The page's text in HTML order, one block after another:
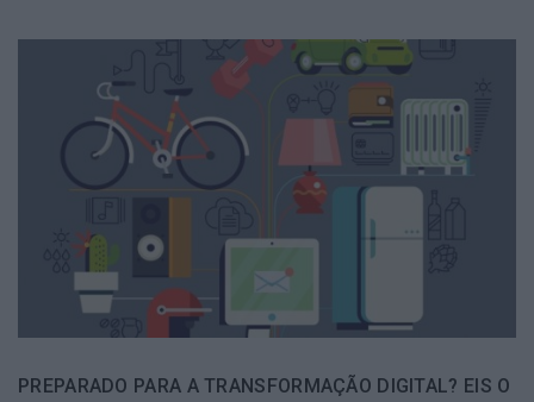
PREPARADO PARA A TRANSFORMAÇÃO DIGITAL? EIS O